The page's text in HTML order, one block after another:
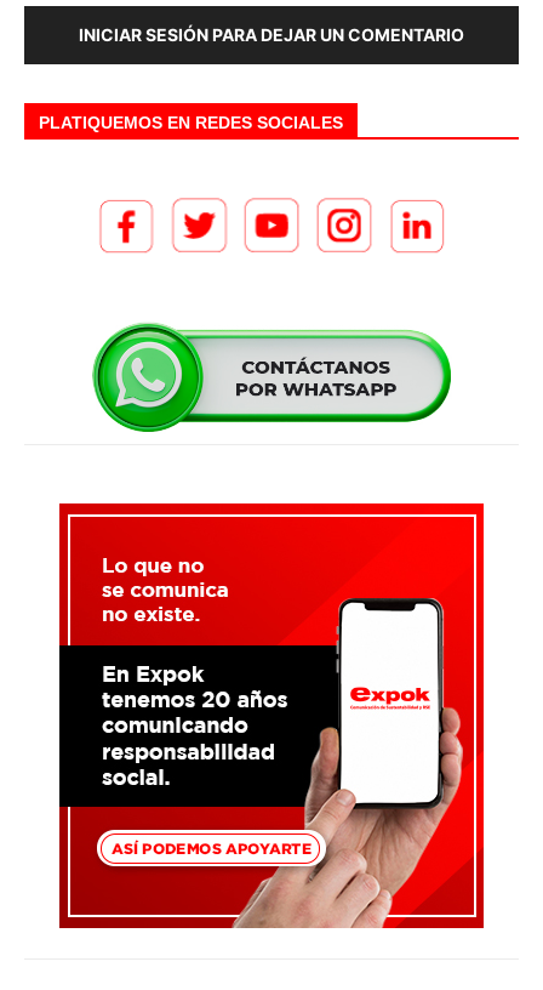
INICIAR SESIÓN PARA DEJAR UN COMENTARIO
PLATIQUEMOS EN REDES SOCIALES